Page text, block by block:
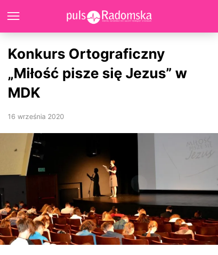
Konkurs Ortograficzny
„Miłość pisze się Jezus” w
MDK
16 września 2020